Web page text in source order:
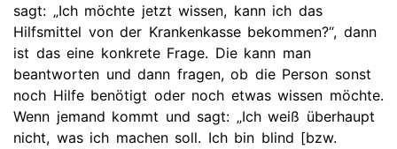
sagt: „Ich möchte jetzt wissen, kann ich das
Hilfsmittel von der Krankenkasse bekommen?“, dann
ist das eine konkrete Frage. Die kann man
beantworten und dann fragen, ob die Person sonst
noch Hilfe benötigt oder noch etwas wissen möchte.
Wenn jemand kommt und sagt: „Ich weiß überhaupt
nicht, was ich machen soll. Ich bin blind [bzw.